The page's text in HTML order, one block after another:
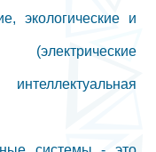
экологические и